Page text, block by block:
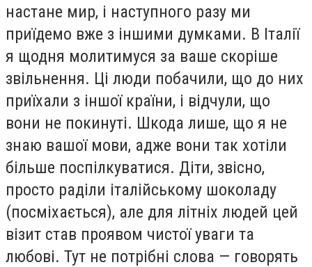
настане мир, і наступного разу ми
приїдемо вже з іншими думками. В Італії
я щодня молитимуся за ваше скоріше
звільнення. Ці люди побачили, що до них
приїхали з іншої країни, і відчули, що
вони не покинуті. Шкода лише, що я не
знаю вашої мови, адже вони так хотіли
більше поспілкуватися. Діти, звісно,
просто раділи італійському шоколаду
(посміхається), але для літніх людей цей
візит став проявом чистої уваги та
любові. Тут не потрібні слова — говорять